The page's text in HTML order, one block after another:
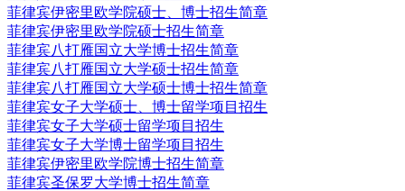
菲律宾伊密里欧学院硕士、博士招生简章
菲律宾伊密里欧学院硕士招生简章
菲律宾八打雁国立大学博士招生简章
菲律宾八打雁国立大学硕士招生简章
菲律宾八打雁国立大学硕士博士招生简章
菲律宾女子大学硕士、博士留学项目招生
菲律宾女子大学硕士留学项目招生
菲律宾女子大学博士留学项目招生
菲律宾伊密里欧学院博士招生简章
菲律宾圣保罗大学博士招生简章